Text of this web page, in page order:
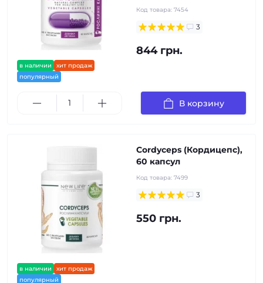
в наличии
хит продаж
популярный
Код товара: 7454
3
844 грн.
В корзину
в наличии
хит продаж
популярный
Cordyceps (Кордицепс),
60 капсул
Код товара: 7499
3
550 грн.